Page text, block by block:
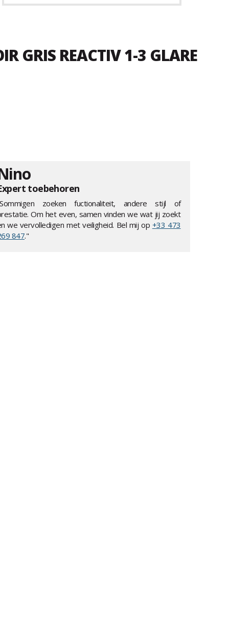
GRIS REACTIV 1-3 GLARE
toebehoren
zoeken fuctionaliteit, andere stijl of
Om het even, samen vinden we wat jij zoekt
we vervolledigen met veiligheid. Bel mij op +33 473
847."